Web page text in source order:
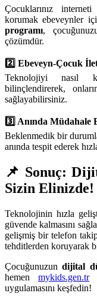
Çocuklarınız
korumak ebeveynler
programı,
çözümdür.
2️⃣ Ebeveyn-Çocuk
Teknolojiyi nasıl
bilinçlendirerek,
sağlayabilirsiniz.
3️⃣ Anında Müdahale
Beklenmedik bir
anında tespit ederek
📌 Sonuç:
Sizin Elinizde!
Teknolojinin hızla
güvende kalmasını
gelişmiş bir telefon
tehditlerden koruyarak
Çocuğunuzundijital
hemen mykids.gen.tr
uygulamasını keşfedin!